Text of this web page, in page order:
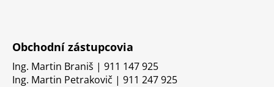
Obchodní zástupcovia
Ing. Martin Braniš | 911 147 925
Ing. Martin Petrakovič | 911 247 925